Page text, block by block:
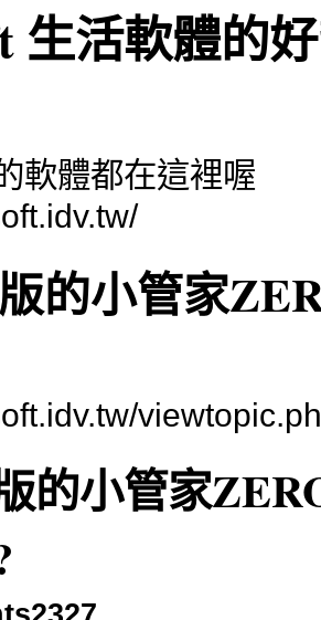
生活軟體的
軟體都在這裡喔
的小管家
的小管家